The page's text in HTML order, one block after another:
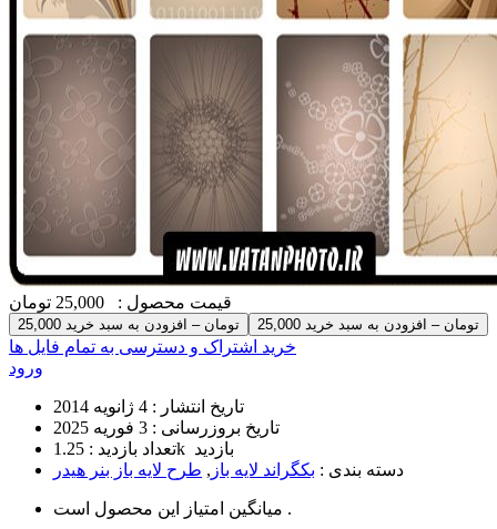
قیمت محصول : 25,000 تومان
25,000 تومان – افزودن به سبد خرید
خرید اشتراک و دسترسی به تمام فایل ها
ورود
تاریخ انتشار : 4 ژانویه 2014
تاریخ بروزرسانی : 3 فوریه 2025
تعداد بازدید :
1.25k بازدید
دسته بندی : بکگراند لایه باز , طرح لایه باز بنر هیدر
میانگین امتیاز این محصول است .